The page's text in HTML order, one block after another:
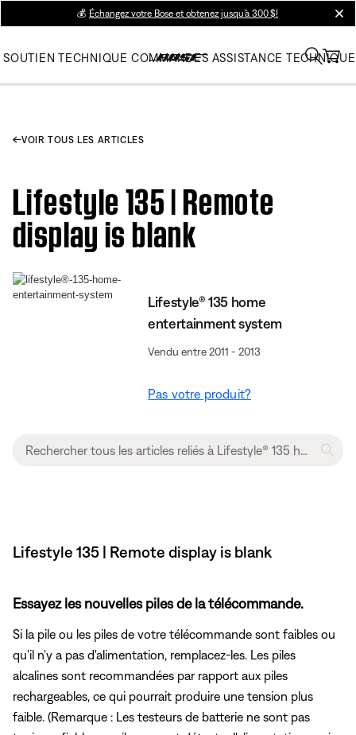
💰 Échangez votre Bose et obtenez jusqu’à 300 $!
SOUTIEN TECHNIQUE COMMANDES ASSISTANCE TECHNIQUE
VOIR TOUS LES ARTICLES
Lifestyle 135 | Remote
display is blank
Lifestyle® 135 home
entertainment system
Vendu entre 2011 - 2013
Pas votre produit?
Lifestyle 135 | Remote display is blank
Essayez les nouvelles piles de la télécommande.
Si la pile ou les piles de votre télécommande sont faibles ou
qu'il n'y a pas d'alimentation, remplacez-les. Les piles
alcalines sont recommandées par rapport aux piles
rechargeables, ce qui pourrait produire une tension plus
faible. (Remarque : Les testeurs de batterie ne sont pas